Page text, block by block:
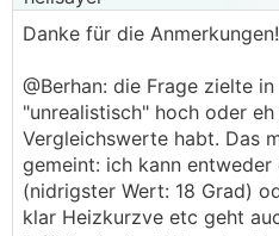
Danke für die Anmerkungen!
@Berhan: die Frage zielte
"unrealistisch" hoch oder
Vergleichswerte habt. Das
gemeint: ich kann entweder
(nidrigster Wert: 18 Grad)
klar Heizkurzve etc geht